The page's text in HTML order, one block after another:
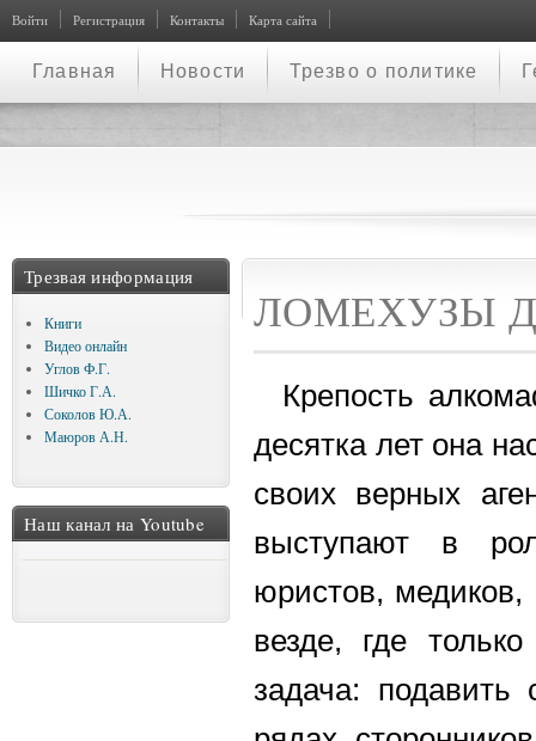
Войти Регистрация Контакты Карта сайта
Главная Новости Трезво о политике
ЛОМЕХУЗЫ
Крепость
десятка лет она
своих верных
выступают в
юристов, медиков,
везде, где
задача: подавить
Трезвая информация
Книги
Видео онлайн
Углов Ф.Г.
Шичко Г.А.
Соколов Ю.А.
Маюров А.Н.
Наш канал на Youtube